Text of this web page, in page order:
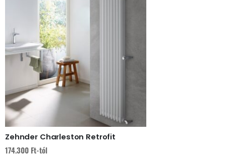
Zehnder Charleston Retrofit
174.300 Ft-tól